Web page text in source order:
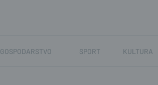
GOSPODARSTVO SPORT KULTURA